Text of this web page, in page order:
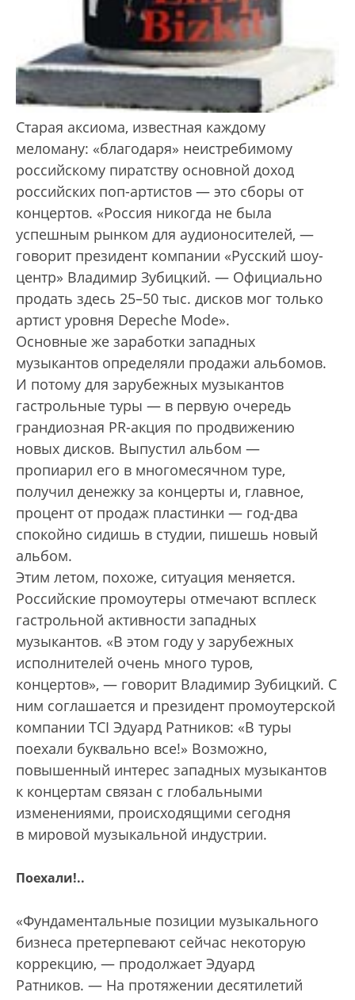
Старая аксиома, известная каждому
меломану: «благодаря» неистребимому
российскому пиратству основной доход
российских поп-артистов — это сборы от
концертов. «Россия никогда не была
успешным рынком для аудио­носителей, —
говорит президент компании «Русский шоу-
центр» Владимир Зубицкий. — Официально
продать здесь 25–50 тыс. дисков мог только
артист уровня Depeche Mode».
Основные же заработки западных
музыкантов определяли продажи альбомов.
И потому для зарубежных музыкантов
гастрольные туры — в первую очередь
грандиозная PR-акция по продвижению
новых дисков. Выпустил альбом —
пропиарил его в многомесячном туре,
получил денежку за концерты и, главное,
процент от продаж пластинки — год-два
спокойно сидишь в студии, пишешь новый
альбом.
Этим летом, похоже, ситуация меняется.
Российские промоутеры отмечают всплеск
гастрольной активности западных
музыкантов. «В этом году у зарубежных
исполнителей очень много туров,
концертов», — говорит Владимир Зубицкий. С
ним соглашается и президент промоутерской
компании TCI Эдуард Ратников: «В туры
поехали буквально все!» Возможно,
повышенный интерес западных музыкантов
к концертам связан с глобальными
изменениями, происходящими сегодня
в мировой музыкальной индустрии.
Поехали!..
«Фундаментальные позиции музыкального
бизнеса претерпевают сейчас некоторую
коррекцию, — продолжает Эдуард
Ратников. — На протяжении десятилетий